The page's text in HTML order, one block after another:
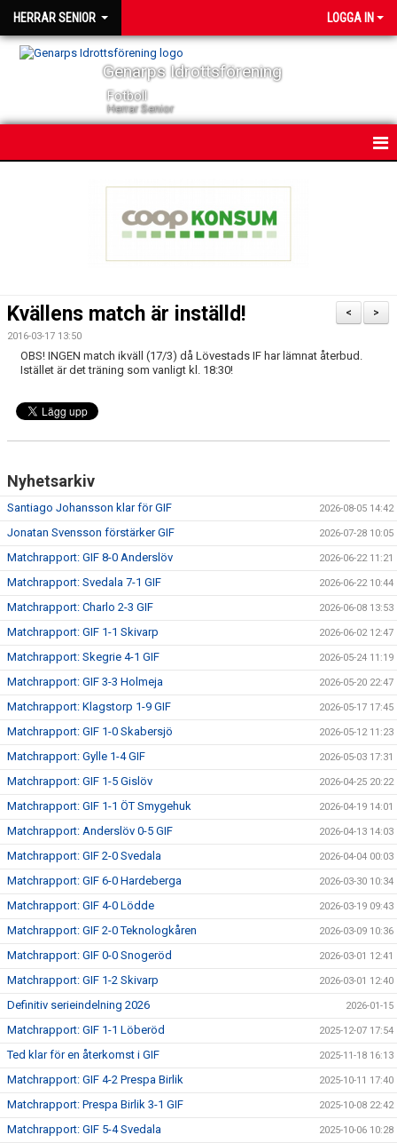
HERRAR SENIOR LOGGA IN
Genarps Idrottsförening
Fotboll
Herrar Senior
TRUPPEN
SERIER
MATCHER
DOKUMENT
STATISTIK
ÅRSKORT A-LAG 2026
>
<
Kvällens match är inställd!
2016-03-17 13:50
OBS! INGEN match ikväll (17/3) då Lövestads IF har lämnat återbud.
Istället är det träning som vanligt kl. 18:30!
Nyhetsarkiv
Santiago Johansson klar för GIF 2026-08-05 14:42
Jonatan Svensson förstärker GIF 2026-07-28 10:05
Matchrapport: GIF 8-0 Anderslöv 2026-06-22 11:21
Matchrapport: Svedala 7-1 GIF 2026-06-22 10:44
Matchrapport: Charlo 2-3 GIF 2026-06-08 13:53
Matchrapport: GIF 1-1 Skivarp 2026-06-02 12:47
Matchrapport: Skegrie 4-1 GIF 2026-05-24 11:19
Matchrapport: GIF 3-3 Holmeja 2026-05-20 22:47
Matchrapport: Klagstorp 1-9 GIF 2026-05-17 17:45
Matchrapport: GIF 1-0 Skabersjö 2026-05-12 11:23
Matchrapport: Gylle 1-4 GIF 2026-05-03 17:31
Matchrapport: GIF 1-5 Gislöv 2026-04-25 20:22
Matchrapport: GIF 1-1 ÖT Smygehuk 2026-04-19 14:01
Matchrapport: Anderslöv 0-5 GIF 2026-04-13 14:03
Matchrapport: GIF 2-0 Svedala 2026-04-04 00:03
Matchrapport: GIF 6-0 Hardeberga 2026-03-30 10:34
Matchrapport: GIF 4-0 Lödde 2026-03-19 09:43
Matchrapport: GIF 2-0 Teknologkåren 2026-03-09 10:36
Matchrapport: GIF 0-0 Snogeröd 2026-03-01 12:41
Matchrapport: GIF 1-2 Skivarp 2026-03-01 12:40
Definitiv serieindelning 2026 2026-01-15
Matchrapport: GIF 1-1 Löberöd 2025-12-07 17:54
Ted klar för en återkomst i GIF 2025-11-18 16:13
Matchrapport: GIF 4-2 Prespa Birlik 2025-10-11 17:40
Matchrapport: Prespa Birlik 3-1 GIF 2025-10-08 22:42
Matchrapport: GIF 5-4 Svedala 2025-10-06 10:28